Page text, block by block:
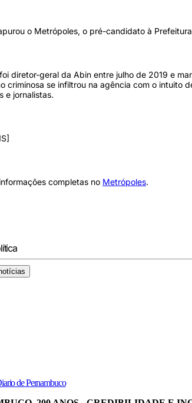
o Metrópoles, o pré-candidato à
foi diretor-geral da Abin entre julho de 2019 e
criminosa se infiltrou na agência com o intuito
e jornalistas.
completas no Metrópoles.
de Pernambuco